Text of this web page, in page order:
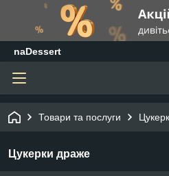
naDessert
Товари та послуги
Цукерки драже